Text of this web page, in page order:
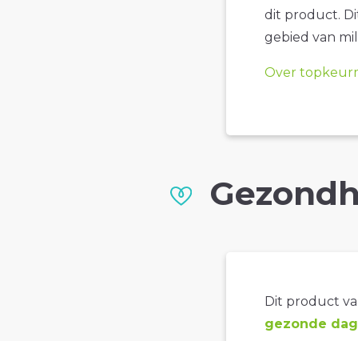
dit product.
gebied van
Over
Dit product
gezonde